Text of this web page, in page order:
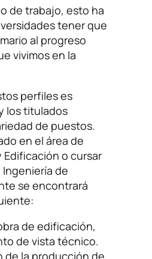
de trabajo, esto ha
tener que
al progreso
vivimos en la
perfiles es
los titulados
de puestos.
en el área de
o cursar
de
se encontrará
de edificación,
de vista técnico.
de la producción de